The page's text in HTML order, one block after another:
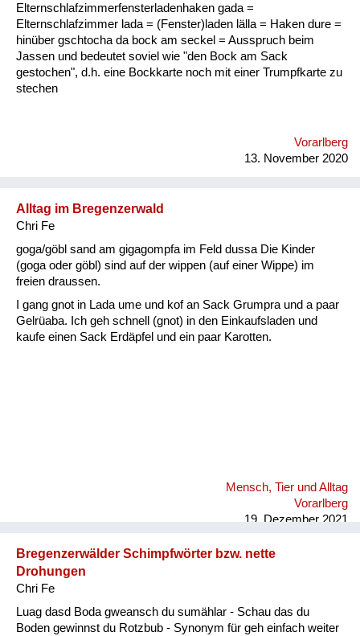
Schmankerln und
Kulinarisches
Elternschlafzimmerfensterladenhaken gada =
Elternschlafzimmer lada = (Fenster)laden lälla = Haken dure =
hinüber gschtocha da bock am seckel = Ausspruch beim
Jassen und bedeutet soviel wie "den Bock am Sack
gestochen", d.h. eine Bockkarte noch mit einer Trumpfkarte zu
stechen
Vorarlberg
13. November 2020
Alltag im Bregenzerwald
Chri Fe
goga/göbl sand am gigagompfa im Feld dussa Die Kinder
(goga oder göbl) sind auf der wippen (auf einer Wippe) im
freien draussen.
I gang gnot in Lada ume und kof an Sack Grumpra und a paar
Gelrüaba. Ich geh schnell (gnot) in den Einkaufsladen und
kaufe einen Sack Erdäpfel und ein paar Karotten.
Mensch, Tier und Alltag
Vorarlberg
19. Dezember 2021
Bregenzerwälder Schimpfwörter bzw. nette
Drohungen
Chri Fe
Luag dasd Boda gweansch du sumählar - Schau das du
Boden gewinnst du Rotzbub - Synonym für geh einfach weiter